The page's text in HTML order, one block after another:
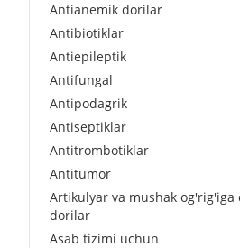
Antianemik dorilar
Antibiotiklar
Antiepileptik
Antifungal
Antipodagrik
Antiseptiklar
Antitrombotiklar
Antitumor
Artikulyar va mushak og'rig'iga
dorilar
Asab tizimi uchun